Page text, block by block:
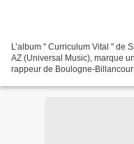
L’album " Curriculum Vital " de
AZ (Universal Music), marque
rappeur de Boulogne-